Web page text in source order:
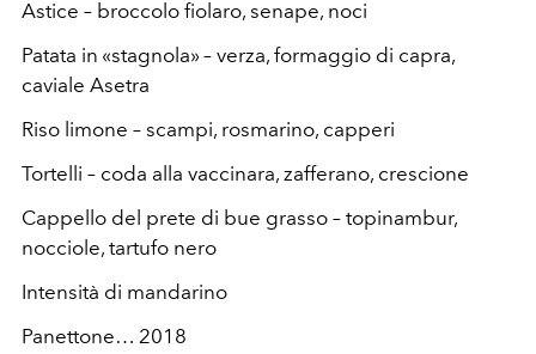
Astice – broccolo fiolaro, senape, noci
Patata in «stagnola» – verza, formaggio di capra,
caviale Asetra
Riso limone – scampi, rosmarino, capperi
Tortelli – coda alla vaccinara, zafferano, crescione
Cappello del prete di bue grasso – topinambur,
nocciole, tartufo nero
Intensità di mandarino
Panettone… 2018